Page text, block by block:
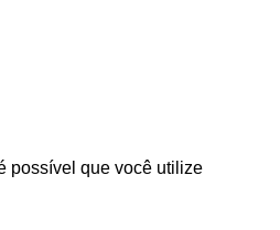
possível que você utilize